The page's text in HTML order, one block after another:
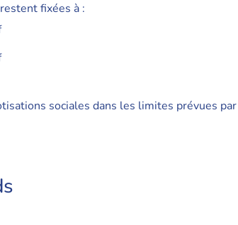
fixées à :
sociales dans les limites prévues par